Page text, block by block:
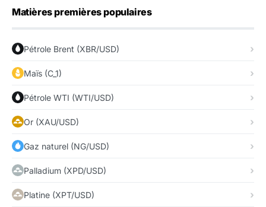
Matières premières populaires
Pétrole Brent (XBR/USD)
Maïs (C_1)
Pétrole WTI (WTI/USD)
Or (XAU/USD)
Gaz naturel (NG/USD)
Palladium (XPD/USD)
Platine (XPT/USD)